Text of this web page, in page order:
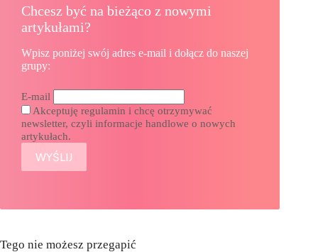
Chcesz być na bieżąco z nowymi
artykułami?
Wpisz poniżej swój adres e-mail i dołącz do naszej
grupy:
E-mail
Akceptuję regulamin i chcę otrzymywać
newsletter, czyli informacje handlowe o nowych
artykułach.
Tego nie możesz przegapić